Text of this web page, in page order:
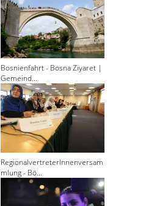
Bosnienfahrt - Bosna Ziyaret |
Gemeind...
RegionalvertreterInnenversam
mlung - Bö...